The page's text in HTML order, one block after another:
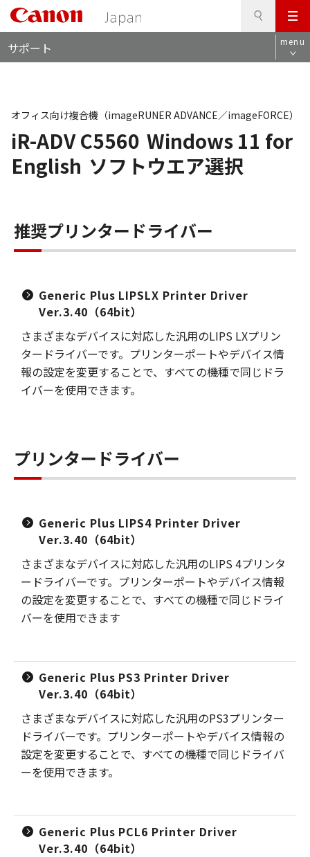
メ
ニ
ュ
サポート menu
iR-ADV C5560 Windows 11 for
English ソフトウエア選択
オフィス向け複合機（imageRUNER ADVANCE／imageFORCE）
推奨プリンタードライバー
Generic Plus LIPSLX Printer Driver
Ver.3.40（64bit）
さまざまなデバイスに対応した汎用のLIPS LXプリン
タードライバーです。プリンターポートやデバイス情
報の設定を変更することで、すべての機種で同じドラ
イバーを使用できます。
プリンタードライバー
Generic Plus LIPS4 Printer Driver
Ver.3.40（64bit）
さまざまなデバイスに対応した汎用のLIPS 4プリンタ
ードライバーです。プリンターポートやデバイス情報
の設定を変更することで、すべての機種で同じドライ
バーを使用できます
Generic Plus PS3 Printer Driver
Ver.3.40（64bit）
さまざまなデバイスに対応した汎用のPS3プリンター
ドライバーです。プリンターポートやデバイス情報の
設定を変更することで、すべての機種で同じドライバ
ーを使用できます。
Generic Plus PCL6 Printer Driver
Ver.3.40（64bit）